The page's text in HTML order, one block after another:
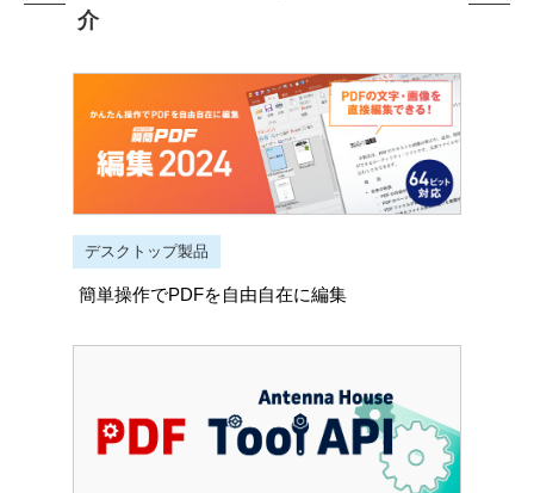
介
デスクトップ製品
簡単操作でPDFを自由自在に編集